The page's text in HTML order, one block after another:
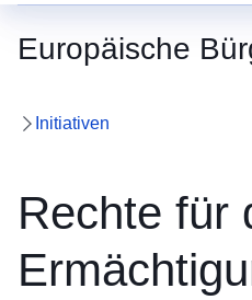
Europäische
Initiativen
Rechte für